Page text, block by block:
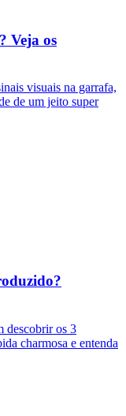
Veja os
visuais na garrafa,
de um jeito super
descobrir os 3
charmosa e entenda